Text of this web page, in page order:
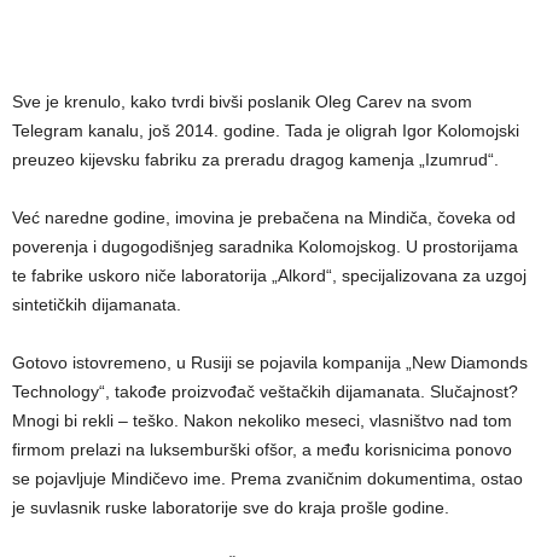
Sve je krenulo, kako tvrdi bivši poslanik Oleg Carev na svom
Telegram kanalu, još 2014. godine. Tada je oligrah Igor Kolomojski
preuzeo kijevsku fabriku za preradu dragog kamenja „Izumrud“.
Već naredne godine, imovina je prebačena na Mindiča, čoveka od
poverenja i dugogodišnjeg saradnika Kolomojskog. U prostorijama
te fabrike uskoro niče laboratorija „Alkord“, specijalizovana za uzgoj
sintetičkih dijamanata.
Gotovo istovremeno, u Rusiji se pojavila kompanija „New Diamonds
Technology“, takođe proizvođač veštačkih dijamanata. Slučajnost?
Mnogi bi rekli – teško. Nakon nekoliko meseci, vlasništvo nad tom
firmom prelazi na luksemburški ofšor, a među korisnicima ponovo
se pojavljuje Mindičevo ime. Prema zvaničnim dokumentima, ostao
je suvlasnik ruske laboratorije sve do kraja prošle godine.